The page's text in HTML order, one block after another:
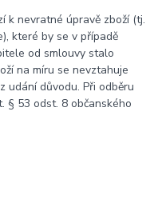
k nevratné úpravě zboží (tj.
které by se v případě
od smlouvy stalo
na míru se nevztahuje
udání důvodu. Při odběru
§ 53 odst. 8 občanského